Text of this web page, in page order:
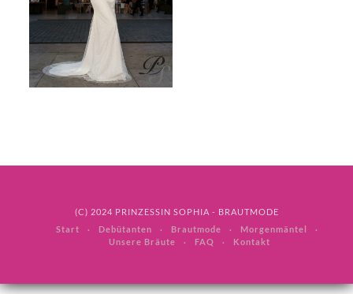
(C) 2024 PRINZESSIN SOPHIA - BRAUTMODE
Start
Debütanten Brautmode
Morgenmäntel
Unsere Bräute
FAQ Kontakt